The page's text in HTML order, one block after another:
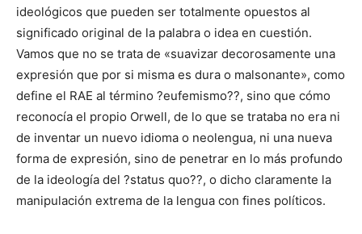
ideológicos que pueden ser totalmente opuestos al
significado original de la palabra o idea en cuestión.
Vamos que no se trata de «suavizar decorosamente una
expresión que por si misma es dura o malsonante», como
define el RAE al término ?eufemismo??, sino que cómo
reconocía el propio Orwell, de lo que se trataba no era ni
de inventar un nuevo idioma o neolengua, ni una nueva
forma de expresión, sino de penetrar en lo más profundo
de la ideología del ?status quo??, o dicho claramente la
manipulación extrema de la lengua con fines políticos.